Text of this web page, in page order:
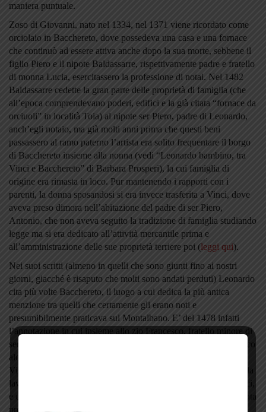
maniera puntuale.
Zoso di Giovanni, nato nel 1334, nel 1371 viene ricordato come
orciolaio in Bacchereto, dove possedeva una casa e una fornace
che continuò ad essere attiva anche dopo la sua morte, sebbene il
figlio Piero e il nipote Baldassarre, rispettivamente padre e fratello
di monna Lucia, esercitassero la professione di notai. Nel 1482
Baldassarre cedette la gran parte delle proprietà di famiglia (che
all’epoca comprendevano poderi, edifici e la già citata “fornace da
orciuoli” in località Toia) al nipote ser Piero, padre di Leonardo,
anch’egli notaio, ma già molti anni prima che questi beni
passassero al ramo paterno l’artista era solito frequentare il borgo
di Bacchereto insieme alla nonna (vedi “Leonardo bambino, tra
Vinci e Bacchereto” di Barbara Prosperi), la cui famiglia di
origine era rimasta in loco. Pur mantenendo i rapporti con i
parenti, la donna sposandosi si era invece trasferita a Vinci, dove
aveva preso dimora nell’abitazione del padre di ser Piero,
Antonio, che non aveva seguito la tradizione di famiglia studiando
legge ma si era dedicato all’attività mercantile prima e
all’amministrazione delle sue proprietà terriere poi (leggi qui).
Nei suoi scritti (almeno in quelli che sono giunti fino ai nostri
giorni, giacché è risaputo che molti sono andati perduti) Leonardo
cita più volte Bacchereto, il luogo a cui dedica la più antica
menzione tra quelli che certamente gli erano noti e
presumibilmente praticava sul Montalbano. E’ del 1478 infatti
l’annotazione in cui insieme allo zio Francesco, fratello minore di
ser Piero, cui era legatissimo, il genio ricorda nel Codice Atlantico
alcuni “compari in Bachereto”, mentre non si trova traccia di
Vinci almeno fino al 1494. Inoltre rammenta alcune pratiche della
lavorazione dell’argilla che trovavano largo impiego nelle fornaci,
e che egli dimostra di conoscere per esperienza personale, mutuata
probabilmente in quella della famiglia della nonna, anche se è